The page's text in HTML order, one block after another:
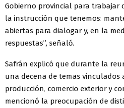
Gobierno provincial para trabajar
la instrucción que tenemos:
abiertas para dialogar y, en la
respuestas”, señaló.
Safrán explicó que durante la
una decena de temas vinculados
producción, comercio exterior y
mencionó la preocupación de